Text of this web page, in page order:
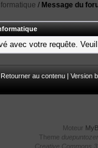
/ Message du
avec votre requête.
Retourner au contenu | Version
Moteur
Theme
Creative Commons